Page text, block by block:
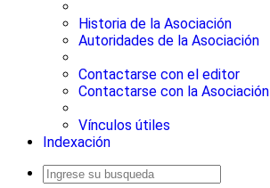
Historia de la Asociación
Autoridades de la Asociación
Contactarse con el editor
Contactarse con la Asociación
Vínculos útiles
Indexación